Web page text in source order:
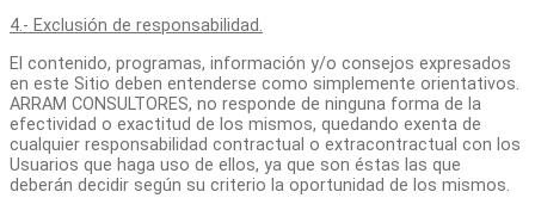
4.- Exclusión de responsabilidad.
El contenido, programas, información y/o consejos expresados
en este Sitio deben entenderse como simplemente orientativos.
ARRAM CONSULTORES, no responde de ninguna forma de la
efectividad o exactitud de los mismos, quedando exenta de
cualquier responsabilidad contractual o extracontractual con los
Usuarios que haga uso de ellos, ya que son éstas las que
deberán decidir según su criterio la oportunidad de los mismos.